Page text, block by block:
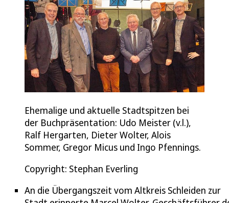
Ehemalige und aktuelle Stadtspitzen bei
der Buchpräsentation: Udo Meister (v.l.),
Ralf Hergarten, Dieter Wolter, Alois
Sommer, Gregor Micus und Ingo Pfennings.
Copyright: Stephan Everling
An die Übergangszeit vom Altkreis Schleiden zur